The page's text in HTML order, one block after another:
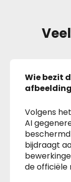
Wie bezit
Volgens
AI
bijdraagt
de officiële